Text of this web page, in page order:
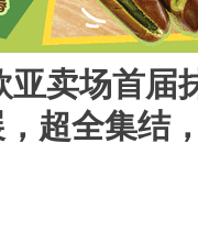
亚卖场首届
超全集结